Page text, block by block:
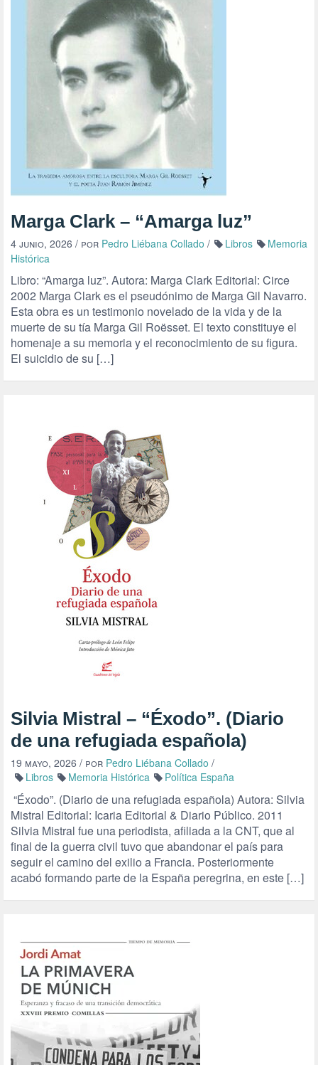
Marga Clark – “Amarga luz”
4 junio, 2026 / por Pedro Liébana Collado / Libros
Memoria
Histórica
Libro: “Amarga luz”. Autora: Marga Clark Editorial: Circe
2002 Marga Clark es el pseudónimo de Marga Gil Navarro.
Esta obra es un testimonio novelado de la vida y de la
muerte de su tía Marga Gil Roësset. El texto constituye el
homenaje a su memoria y el reconocimiento de su figura.
El suicidio de su […]
Silvia Mistral – “Éxodo”. (Diario
de una refugiada española)
19 mayo, 2026 / por Pedro Liébana Collado /
Libros
Memoria Histórica Política España
“Éxodo”. (Diario de una refugiada española) Autora: Silvia
Mistral Editorial: Icaria Editorial & Diario Público. 2011
Silvia Mistral fue una periodista, afiliada a la CNT, que al
final de la guerra civil tuvo que abandonar el país para
seguir el camino del exilio a Francia. Posteriormente
acabó formando parte de la España peregrina, en este […]